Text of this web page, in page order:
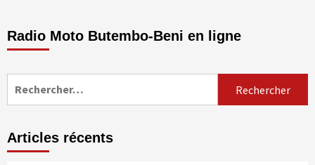
Radio Moto Butembo-Beni en ligne
Articles récents